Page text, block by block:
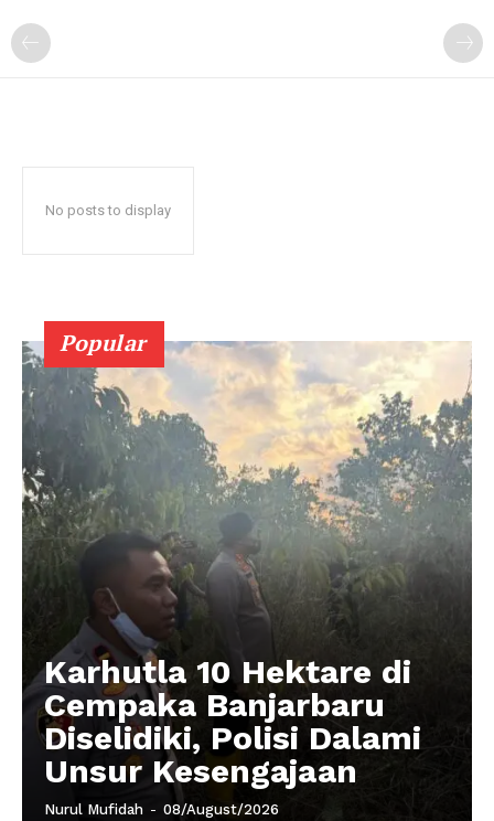
No posts to display
Popular
Karhutla 10 Hektare di
Cempaka Banjarbaru
Diselidiki, Polisi Dalami
Unsur Kesengajaan
Nurul Mufidah - 08/August/2026